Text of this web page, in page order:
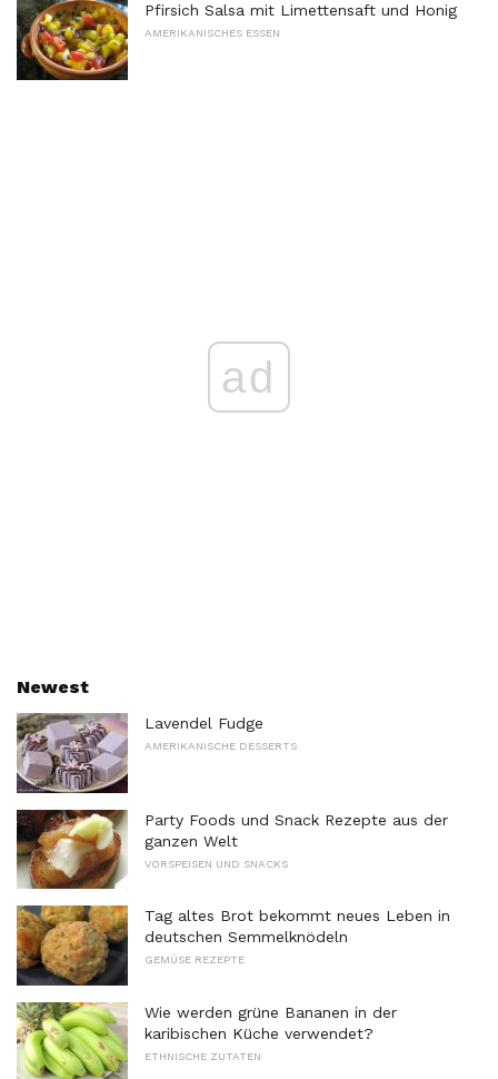
Pfirsich Salsa mit Limettensaft und Honig
AMERIKANISCHES ESSEN
ad
Newest
Lavendel Fudge
AMERIKANISCHE DESSERTS
Party Foods und Snack Rezepte aus der
ganzen Welt
VORSPEISEN UND SNACKS
Tag altes Brot bekommt neues Leben in
deutschen Semmelknödeln
GEMÜSE REZEPTE
Wie werden grüne Bananen in der
karibischen Küche verwendet?
ETHNISCHE ZUTATEN